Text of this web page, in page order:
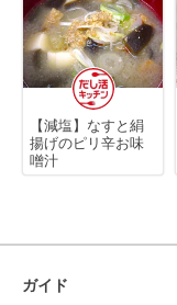
【減塩】なすと絹
揚げのピリ辛お味
噌汁
ガイド